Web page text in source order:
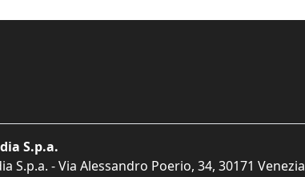
S.p.a.
S.p.a. - Via Alessandro Poerio, 34, 30171 Venezia